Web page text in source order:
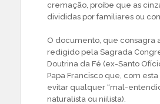
cremação, proíbe que as
divididas por familiares ou
O documento, que consagra
redigido pela Sagrada
Doutrina da Fé (ex-Santo
Papa Francisco que, com
evitar qualquer “mal-
naturalista ou niilista).